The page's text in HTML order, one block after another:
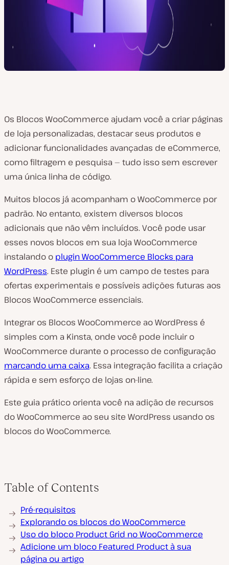
Os Blocos WooCommerce ajudam você a criar páginas
de loja personalizadas, destacar seus produtos e
adicionar funcionalidades avançadas de eCommerce,
como filtragem e pesquisa — tudo isso sem escrever
uma única linha de código.
Muitos blocos já acompanham o WooCommerce por
padrão. No entanto, existem diversos blocos
adicionais que não vêm incluídos. Você pode usar
esses novos blocos em sua loja WooCommerce
instalando o plugin WooCommerce Blocks para
WordPress. Este plugin é um campo de testes para
ofertas experimentais e possíveis adições futuras aos
Blocos WooCommerce essenciais.
Integrar os Blocos WooCommerce ao WordPress é
simples com a Kinsta, onde você pode incluir o
WooCommerce durante o processo de configuração
marcando uma caixa. Essa integração facilita a criação
rápida e sem esforço de lojas on-line.
Este guia prático orienta você na adição de recursos
do WooCommerce ao seu site WordPress usando os
blocos do WooCommerce.
Table of Contents
Pré-requisitos
Explorando os blocos do WooCommerce
Uso do bloco Product Grid no WooCommerce
Adicione um bloco Featured Product à sua
página ou artigo